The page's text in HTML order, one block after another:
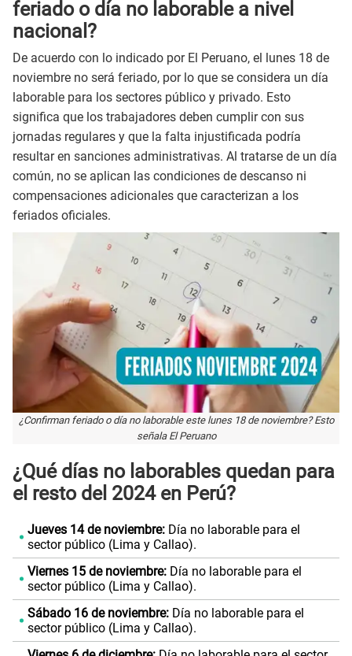
feriado o día no laborable a nivel
nacional?
De acuerdo con lo indicado por El Peruano, el lunes 18 de
noviembre no será feriado, por lo que se considera un día
laborable para los sectores público y privado. Esto
significa que los trabajadores deben cumplir con sus
jornadas regulares y que la falta injustificada podría
resultar en sanciones administrativas. Al tratarse de un día
común, no se aplican las condiciones de descanso ni
compensaciones adicionales que caracterizan a los
feriados oficiales.
¿Confirman feriado o día no laborable este lunes 18 de noviembre? Esto
señala El Peruano
¿Qué días no laborables quedan para
el resto del 2024 en Perú?
Jueves 14 de noviembre: Día no laborable para el
sector público (Lima y Callao).
Viernes 15 de noviembre: Día no laborable para el
sector público (Lima y Callao).
Sábado 16 de noviembre: Día no laborable para el
sector público (Lima y Callao).